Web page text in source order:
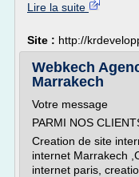
Lire la suite
Site : http://
Webkech
Marrakech
Votre message
PARMI NOS
Creation de site
internet Marrakech
internet paris,